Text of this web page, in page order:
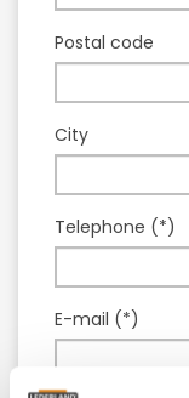
Postal code
City
Telephone (*)
E-mail (*)